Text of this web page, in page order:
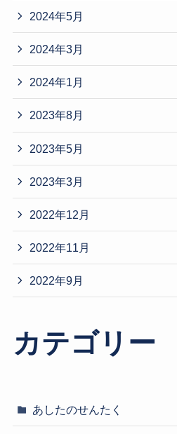
2024年5月
2024年3月
2024年1月
2023年8月
2023年5月
2023年3月
2022年12月
2022年11月
2022年9月
カテゴリー
あしたのせんたく